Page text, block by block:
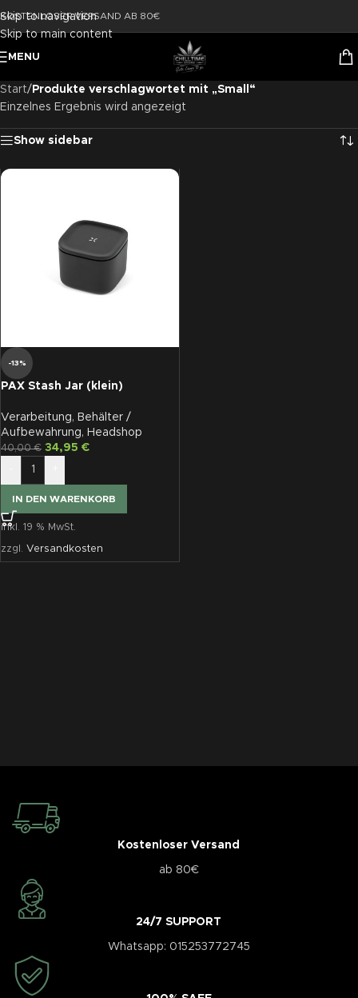
Skip to navigation
Skip to main content
KOSTENLOSER VERSAND AB 80€
MENU
Start/ Produkte verschlagwortet mit „Small“
Einzelnes Ergebnis wird angezeigt
Show sidebar
-13%
PAX Stash Jar (klein)
Verarbeitung, Behälter /
Aufbewahrung, Headshop
40,00€ 34,95 €
IN DEN WARENKORB
inkl. 19 % MwSt.
zzgl. Versandkosten
Kostenloser Versand
ab 80€
24/7 SUPPORT
Whatsapp: 015253772745